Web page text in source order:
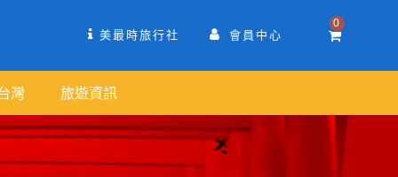
美最時旅行社 會員中心
0
灣 旅遊資訊